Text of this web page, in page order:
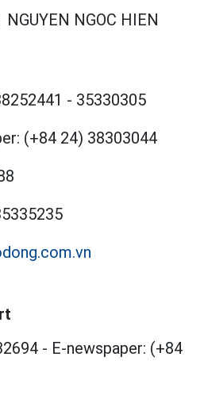
NGUYEN NGOC HIEN
- 35330305
(+84 24) 38303044
- E-newspaper: (+84